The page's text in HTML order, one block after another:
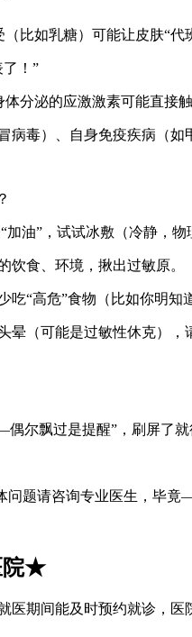
比如乳糖）可能让皮肤“代
！”
分泌的应激激素可能直接触
病毒）、自身免疫疾病（如
油”，试试冰敷（冷静，物
饮食、环境，揪出过敏原。
吃“高危”食物（比如你明知
晕（可能是过敏性休克），
尔飘过是提醒”，刷屏了就
问题请咨询专业医生，毕
★
医期间能及时预约就诊，